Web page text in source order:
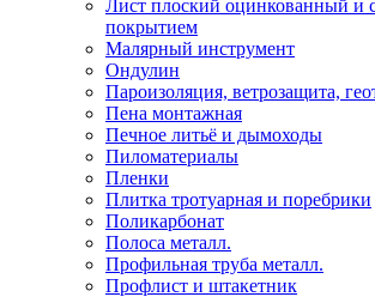
Лист плоский оцинкованный и
покрытием
Малярный инструмент
Ондулин
Пароизоляция, ветрозащита,
Пена монтажная
Печное литьё и дымоходы
Пиломатериалы
Пленки
Плитка тротуарная и поребрики
Поликарбонат
Полоса металл.
Профильная труба металл.
Профлист и штакетник